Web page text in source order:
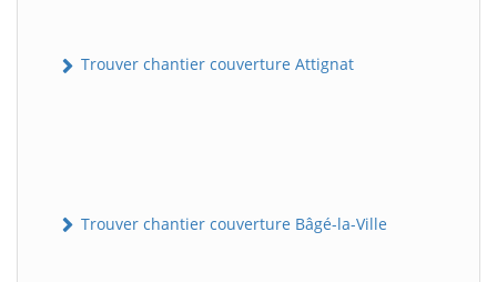
Trouver chantier couverture Attignat
Trouver chantier couverture Bâgé-la-Ville